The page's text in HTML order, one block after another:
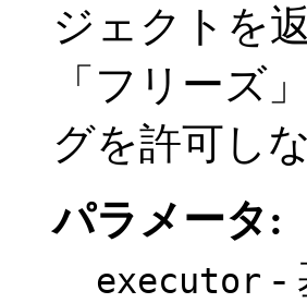
ジェクトを
「フリーズ
グを許可し
パラメータ:
executor -